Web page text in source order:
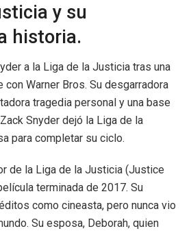
y su
historia.
a la Liga de la Justicia tras una
Warner Bros. Su desgarradora
tragedia personal y una base
Snyder dejó la Liga de la
para completar su ciclo.
de la Liga de la Justicia (Justice
terminada de 2017. Su
como cineasta, pero nunca vio
Su esposa, Deborah, quien